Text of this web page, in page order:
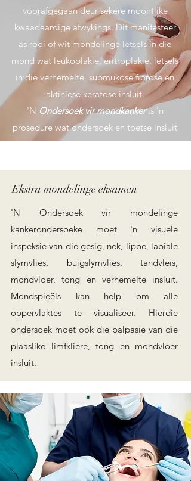
voorafgegaan deur sekere moontlike
kwaadaardige afwykings. Dit manifesteer
as rooi of wit mondelinge letsels in die
mond wat leukoplakie, eritroplakie, letsels
in die verhemelte, submukose fibrose en
aktiniese keratose insluit.
'N Ondersoek vir mondkankeris 'n
prosedure wat ondersoek en toetse insluit
Ekstra mondelinge eksamen
'N Ondersoek vir mondelinge
kankerondersoeke moet 'n visuele
inspeksie van die gesig, nek, lippe, labiale
slymvlies, buigslymvlies, tandvleis,
mondvloer, tong en verhemelte insluit.
Mondspieëls kan help om alle
oppervlaktes te visualiseer. Hierdie
ondersoek moet ook die palpasie van die
plaaslike limfkliere, tong en mondvloer
insluit.